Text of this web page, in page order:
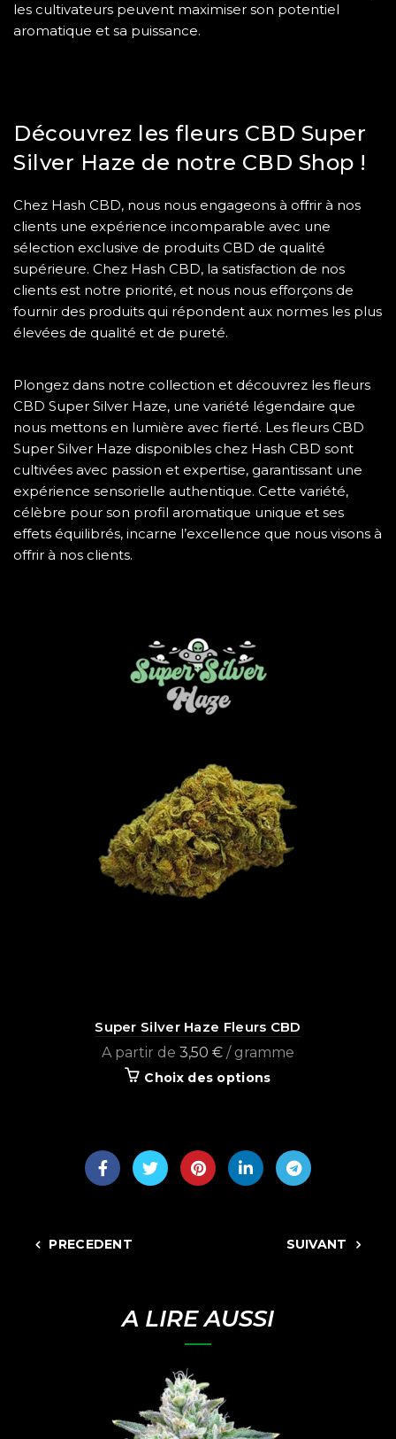
les cultivateurs peuvent maximiser son potentiel
aromatique et sa puissance.
Découvrez les fleurs CBD Super
Silver Haze de notre CBD Shop !
Chez Hash CBD, nous nous engageons à offrir à nos
clients une expérience incomparable avec une
sélection exclusive de produits CBD de qualité
supérieure. Chez Hash CBD, la satisfaction de nos
clients est notre priorité, et nous nous efforçons de
fournir des produits qui répondent aux normes les plus
élevées de qualité et de pureté.
Plongez dans notre collection et découvrez les fleurs
CBD Super Silver Haze, une variété légendaire que
nous mettons en lumière avec fierté. Les fleurs CBD
Super Silver Haze disponibles chez Hash CBD sont
cultivées avec passion et expertise, garantissant une
expérience sensorielle authentique. Cette variété,
célèbre pour son profil aromatique unique et ses
effets équilibrés, incarne l’excellence que nous visons à
offrir à nos clients.
Super Silver Haze Fleurs CBD
A partir de 3,50 € / gramme
Choix des options
PRECEDENT SUIVANT
A LIRE AUSSI